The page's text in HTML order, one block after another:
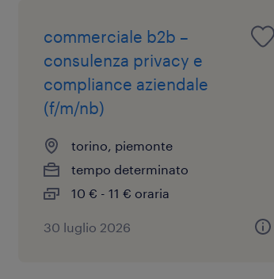
commerciale b2b –
consulenza privacy e
compliance aziendale
(f/m/nb)
torino, piemonte
tempo determinato
10 € - 11 € oraria
30 luglio 2026